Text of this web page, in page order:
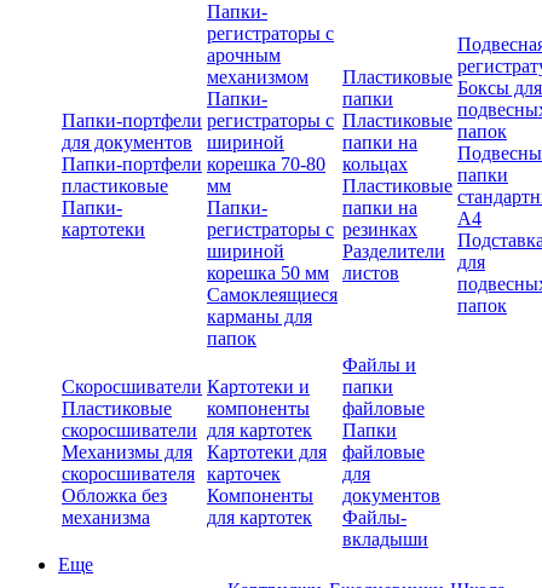
Папки-портфели
для документов
Папки-портфели
пластиковые
Папки-
картотеки
Папки-
регистраторы с
арочным
механизмом
Папки-
регистраторы с
шириной
корешка 70-80
мм
Папки-
регистраторы с
шириной
корешка 50 мм
Самоклеящиеся
карманы для
папок
Пластиковые
папки
Пластиковые
папки на
кольцах
Пластиковые
папки на
резинках
Разделители
листов
Боксы для
папок
папки
А4
для
папок
Скоросшиватели
Пластиковые
скоросшиватели
Механизмы для
скоросшивателя
Обложка без
механизма
Картотеки и
компоненты
для картотек
Картотеки для
карточек
Компоненты
для картотек
Файлы и
папки
файловые
Папки
файловые
для
документов
Файлы-
вкладыши
Еще